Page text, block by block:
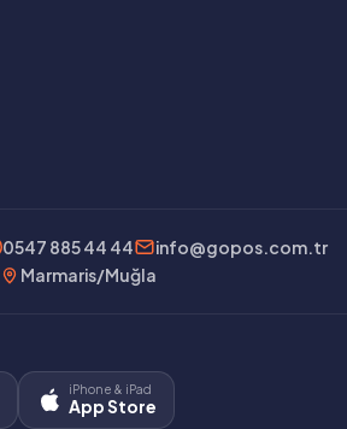
0547 885 44 44
info@gopos.com.tr
Marmaris/Muğla
iPhone & iPad
App Store